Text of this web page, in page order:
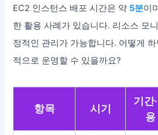
EC2 인스턴스 배포 시간은 약 5분이
한 활용 사례가 있습니다. 리소스 모
정적인 관리가 가능합니다. 어떻게
적으로 운영할 수 있을까요?
항목 시기
기간
용